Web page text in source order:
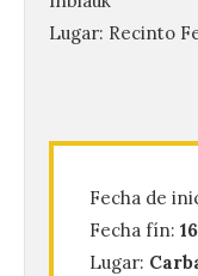
Lugar: Recinto
Fecha de
Fecha fín:
Lugar:
La UPSA
Concurso
8 Ago 2026